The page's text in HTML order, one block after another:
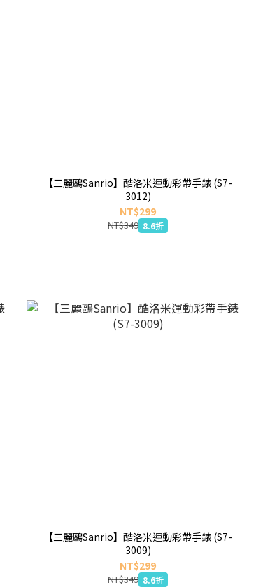
【三麗鷗Sanrio】酷洛米運動彩帶手錶 (S7-
3012)
NT$299
NT$349 8.6折
【三麗鷗Sanrio】酷洛米運動彩帶手錶 (S7-
3009)
NT$299
NT$349 8.6折